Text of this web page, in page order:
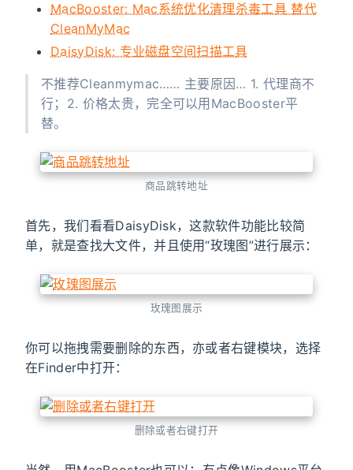
MacBooster: Mac系统优化清理杀毒工具 替代
CleanMyMac
DaisyDisk: 专业磁盘空间扫描工具
不推荐Cleanmymac…… 主要原因… 1. 代理商不
行；2. 价格太贵，完全可以用MacBooster平
替。
商品跳转地址
首先，我们看看DaisyDisk，这款软件功能比较简
单，就是查找大文件，并且使用“玫瑰图”进行展示：
玫瑰图展示
你可以拖拽需要删除的东西，亦或者右键模块，选择
在Finder中打开：
删除或者右键打开